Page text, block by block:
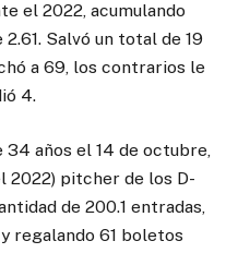
el 2022, acumulando
2.61. Salvó un total de 19
a 69, los contrarios le
4.
34 años el 14 de octubre,
2022) pitcher de los D-
de 200.1 entradas,
y regalando 61 boletos